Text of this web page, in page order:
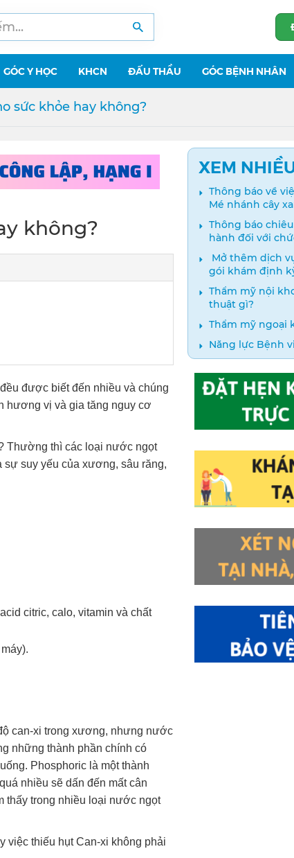
GÓC Y HỌC KHCN ĐẤU THẦU GÓC BỆNH NHÂN
sức khỏe hay không?
không?
được biết đến nhiều và chúng
hương vị và gia tăng nguy cơ
Thường thì các loại nước ngọt
suy yếu của xương, sâu răng,
citric, calo, vitamin và chất
can-xi trong xương, nhưng nước
những thành phần chính có
Phosphoric là một thành
nhiều sẽ dấn đến mất cân
thấy trong nhiều loại nước ngọt
việc thiếu hụt Can-xi không phải
XEM
Thông báo về
Mé nhánh cây
bệnh viện
Thông báo
hành đối với
Điều dưỡng
Mở thêm dịch
gói khám định
Thẩm mỹ nội
thuật gì?
Thẩm mỹ ngoại
Năng lực Bệnh